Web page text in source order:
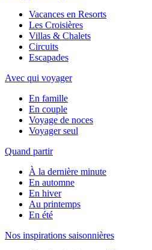
Vacances en Resorts
Les Croisières
Villas & Chalets
Circuits
Escapades
Avec qui voyager
En famille
En couple
Voyage de noces
Voyager seul
Quand partir
À la dernière minute
En automne
En hiver
Au printemps
En été
Nos inspirations saisonnières